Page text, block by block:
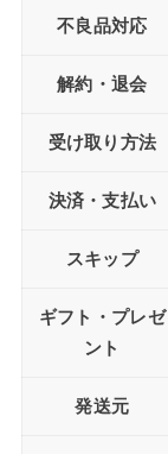
不良品対応
解約・退会
受け取り方法
決済・支払い
スキップ
ギフト・プレゼ
ント
発送元